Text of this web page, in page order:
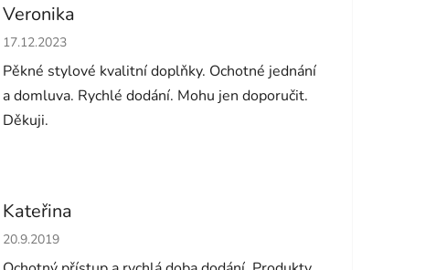
Veronika
Hodnocení obchodu je 5 z 5 hvězdiček.
17.12.2023
Pěkné stylové kvalitní doplňky. Ochotné jednání
a domluva. Rychlé dodání. Mohu jen doporučit.
Děkuji.
Kateřina
Hodnocení obchodu je 5 z 5 hvězdiček.
20.9.2019